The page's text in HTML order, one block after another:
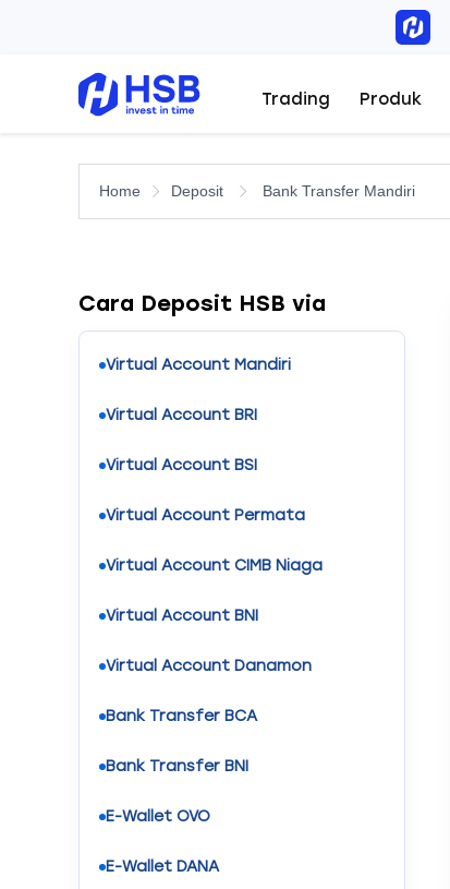
Trading Produk
Home Deposit Bank Transfer Mandiri
Cara Deposit HSB via
Virtual Account Mandiri
Virtual Account BRI
Virtual Account BSI
Virtual Account Permata
Virtual Account CIMB Niaga
Virtual Account BNI
Virtual Account Danamon
Bank Transfer BCA
Bank Transfer BNI
E-Wallet OVO
E-Wallet DANA